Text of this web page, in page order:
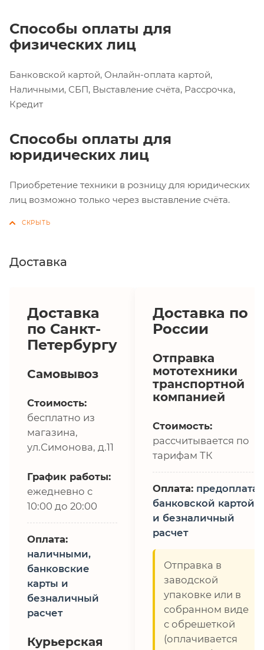
Способы оплаты для
физических лиц
Банковской картой, Онлайн-оплата картой,
Наличными, СБП, Выставление счёта, Рассрочка,
Кредит
Способы оплаты для
юридических лиц
Приобретение техники в розницу для юридических
лиц возможно только через выставление счёта.
Доставка
Доставка
по Санкт-
Петербургу
Самовывоз
Стоимость:
бесплатно из
магазина,
ул.Симонова, д.11
График работы:
ежедневно с
10:00 до 20:00
Оплата:
наличными,
банковские
карты и
безналичный
расчет
Курьерская
Доставка по
России
Отправка
мототехники
транспортной
компанией
Стоимость:
рассчитывается по
тарифам ТК
Оплата: предоплата,
банковской картой
и безналичный
расчет
Отправка в
заводской
упаковке или в
собранном виде
с обрешеткой
(оплачивается